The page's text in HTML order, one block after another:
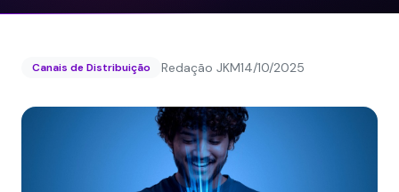
Canais de Distribuição Redação JKM14/10/2025